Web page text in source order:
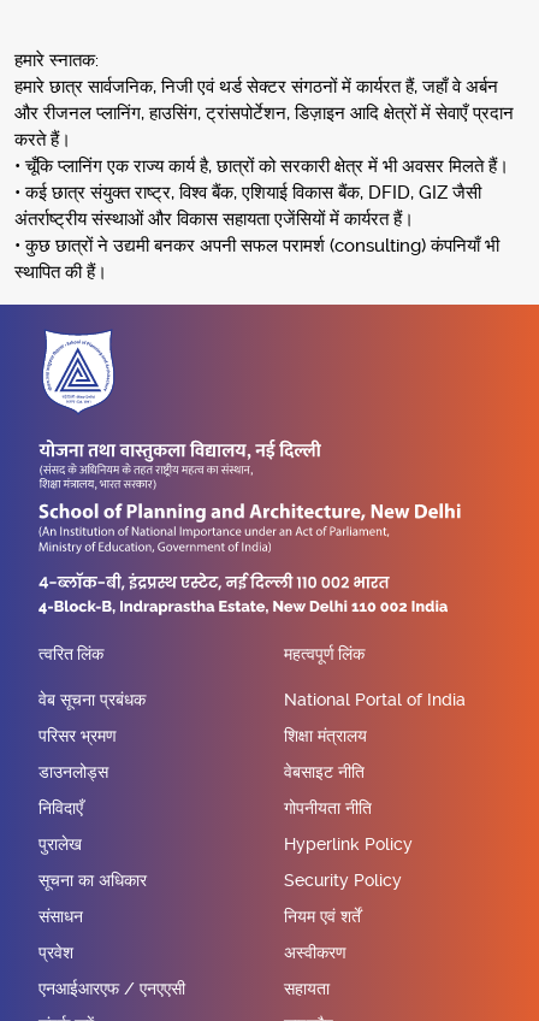
हमारे स्नातक:
हमारे छात्र सार्वजनिक, निजी एवं थर्ड सेक्टर संगठनों में कार्यरत हैं, जहाँ वे अर्बन
और रीजनल प्लानिंग, हाउसिंग, ट्रांसपोर्टेशन, डिज़ाइन आदि क्षेत्रों में सेवाएँ प्रदान
करते हैं।
• चूँकि प्लानिंग एक राज्य कार्य है, छात्रों को सरकारी क्षेत्र में भी अवसर मिलते हैं।
• कई छात्र संयुक्त राष्ट्र, विश्व बैंक, एशियाई विकास बैंक, DFID, GIZ जैसी
अंतर्राष्ट्रीय संस्थाओं और विकास सहायता एजेंसियों में कार्यरत हैं।
• कुछ छात्रों ने उद्यमी बनकर अपनी सफल परामर्श (consulting) कंपनियाँ भी
स्थापित की हैं।
त्वरित लिंक
वेब सूचना प्रबंधक
परिसर भ्रमण
डाउनलोड्स
निविदाएँ
पुरालेख
सूचना का अधिकार
संसाधन
प्रवेश
एनआईआरएफ / एनएएसी
महत्वपूर्ण लिंक
National Portal of India
शिक्षा मंत्रालय
वेबसाइट नीति
गोपनीयता नीति
Hyperlink Policy
Security Policy
नियम एवं शर्तें
अस्वीकरण
सहायता